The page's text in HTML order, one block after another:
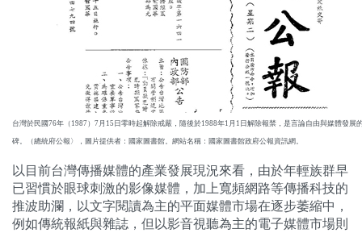
台灣於民國76年（1987）7月15日零時起解除戒嚴，隨後於1988年1月1日解除報禁，是言論自由與媒體發展
碑。（總統府公報〉，圖片提供者：國家圖書館。網站名稱：國家圖書館政府公報資訊網。
以目前台灣傳播媒體的產業發展現況來看，由於年輕族群早
已習慣於眼球刺激的影像媒體，加上寬頻網路等傳播科技的
推波助瀾，以文字閱讀為主的平面媒體市場在逐步萎縮中，
例如傳統報紙與雜誌，但以影音視聽為主的電子媒體市場則